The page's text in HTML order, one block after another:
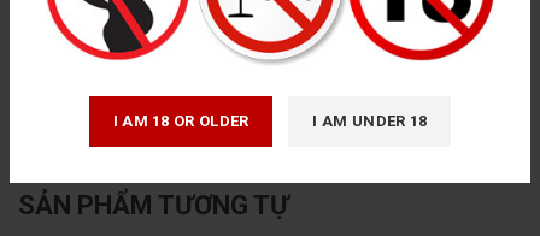
I AM 18 OR OLDER I AM UNDER 18
SẢN PHẨM TƯƠNG TỰ